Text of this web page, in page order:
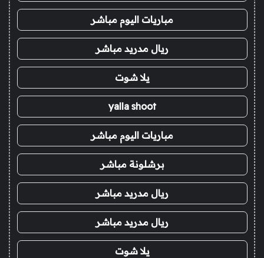
مباريات اليوم مباشر
ريال مدريد مباشر
يلا شوت
yalla shoot
مباريات اليوم مباشر
برشلونة مباشر
ريال مدريد مباشر
ريال مدريد مباشر
يلا شوت